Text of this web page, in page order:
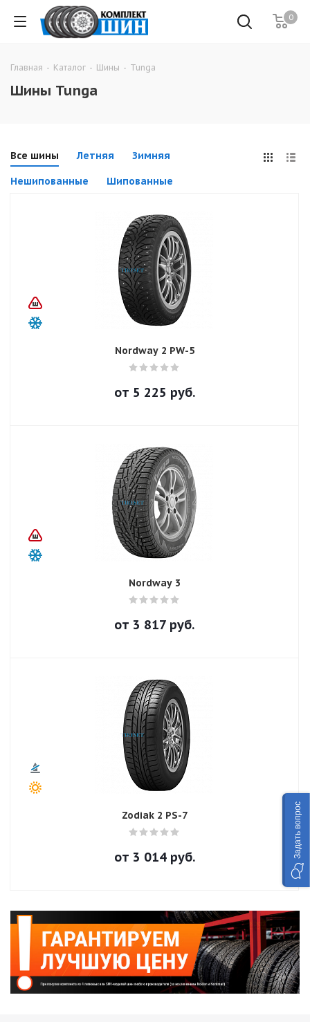
0
Главная - Каталог - Шины - Tunga
Шины Tunga
Все шины Летняя Зимняя
Нешипованные Шипованные
Nordway 2 PW-5
от 5 225 руб.
Nordway 3
от 3 817 руб.
Zodiak 2 PS-7
от 3 014руб. Задать вопрос